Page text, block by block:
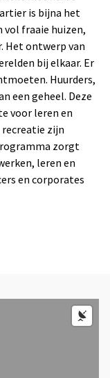
is bijna het
fraaie huizen,
Het ontwerp van
bij elkaar. Er
Huurders,
een geheel. Deze
voor leren en
zijn
zorgt
leren en
en corporates